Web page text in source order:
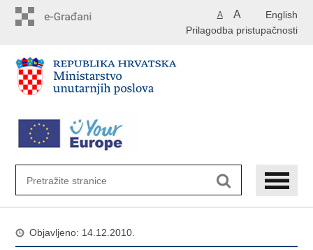
English
A A
Prilagodba pristupačnosti
Objavljeno: 14.12.2010.